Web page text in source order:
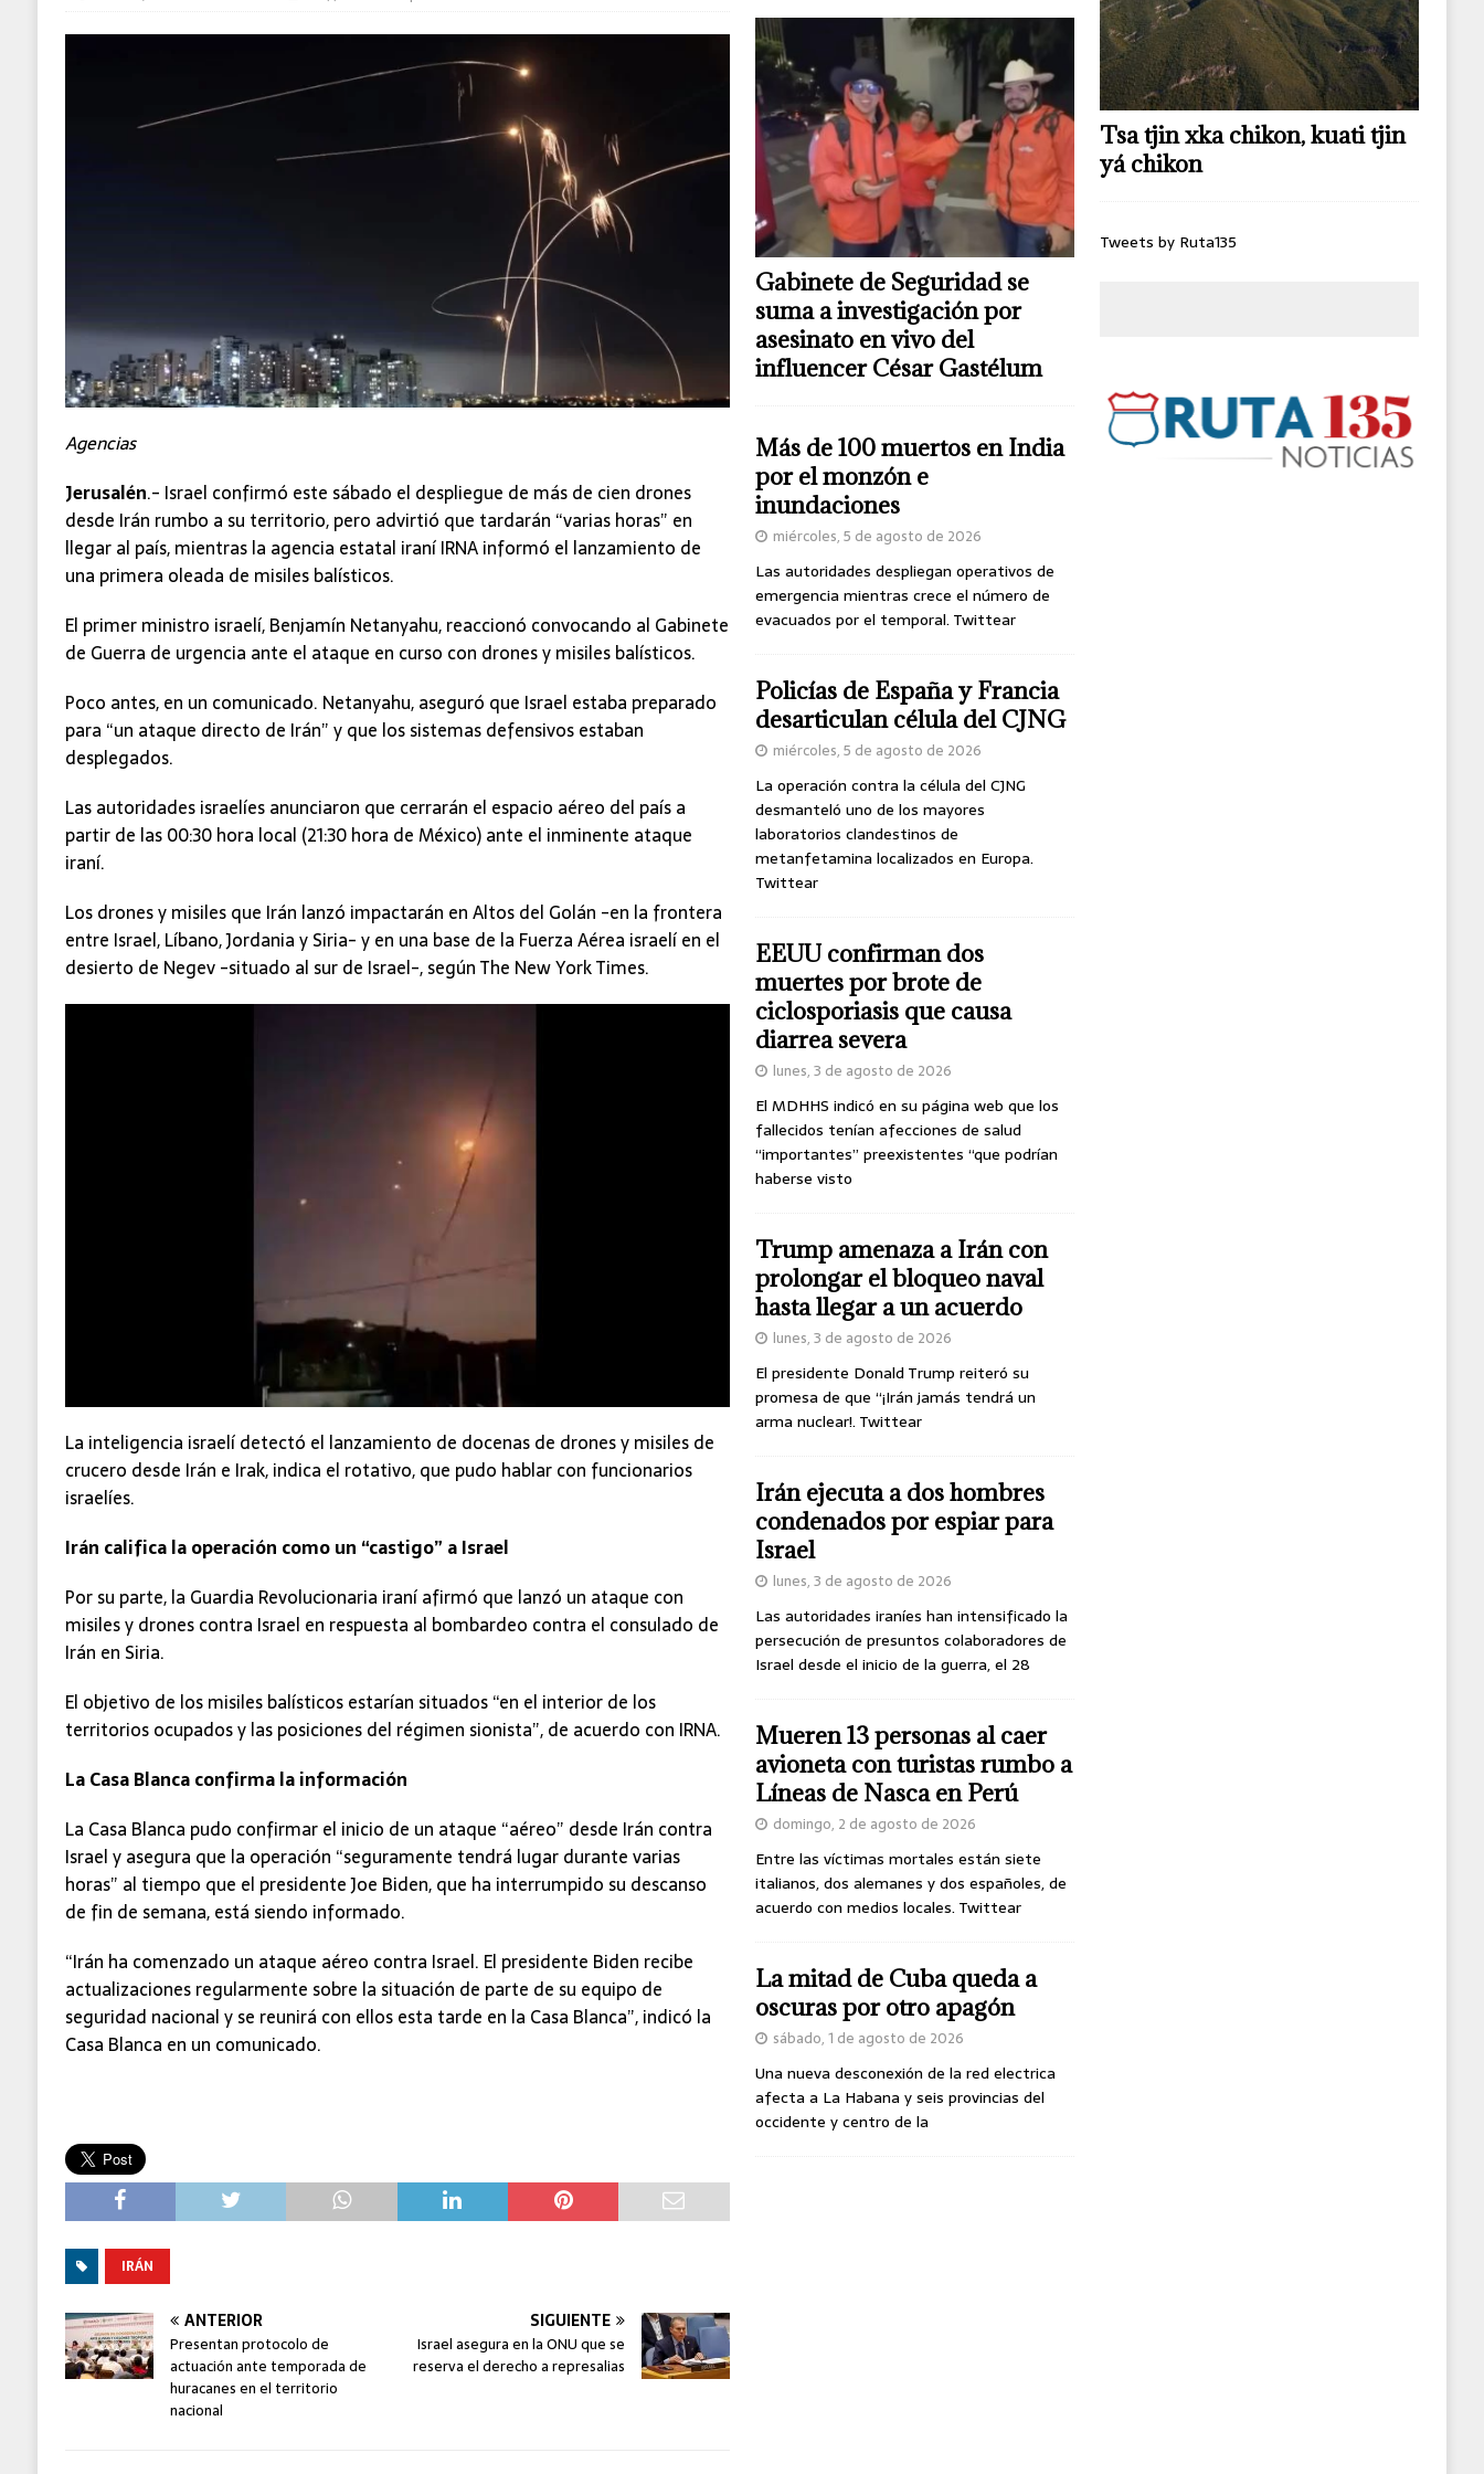
Agencias
Jerusalén.- Israel confirmó este sábado el despliegue de más de cien drones
desde Irán rumbo a su territorio, pero advirtió que tardarán “varias horas” en
llegar al país, mientras la agencia estatal iraní IRNA informó el lanzamiento de
una primera oleada de misiles balísticos.
El primer ministro israelí, Benjamín Netanyahu, reaccionó convocando al Gabinete
de Guerra de urgencia ante el ataque en curso con drones y misiles balísticos.
Poco antes, en un comunicado. Netanyahu, aseguró que Israel estaba preparado
para “un ataque directo de Irán” y que los sistemas defensivos estaban
desplegados.
Las autoridades israelíes anunciaron que cerrarán el espacio aéreo del país a
partir de las 00:30 hora local (21:30 hora de México) ante el inminente ataque
iraní.
Los drones y misiles que Irán lanzó impactarán en Altos del Golán -en la frontera
entre Israel, Líbano, Jordania y Siria- y en una base de la Fuerza Aérea israelí en el
desierto de Negev -situado al sur de Israel-, según The New York Times.
La inteligencia israelí detectó el lanzamiento de docenas de drones y misiles de
crucero desde Irán e Irak, indica el rotativo, que pudo hablar con funcionarios
israelíes.
Irán califica la operación como un “castigo” a Israel
Por su parte, la Guardia Revolucionaria iraní afirmó que lanzó un ataque con
misiles y drones contra Israel en respuesta al bombardeo contra el consulado de
Irán en Siria.
El objetivo de los misiles balísticos estarían situados “en el interior de los
territorios ocupados y las posiciones del régimen sionista”, de acuerdo con IRNA.
La Casa Blanca confirma la información
La Casa Blanca pudo confirmar el inicio de un ataque “aéreo” desde Irán contra
Israel y asegura que la operación “seguramente tendrá lugar durante varias
horas” al tiempo que el presidente Joe Biden, que ha interrumpido su descanso
de fin de semana, está siendo informado.
“Irán ha comenzado un ataque aéreo contra Israel. El presidente Biden recibe
actualizaciones regularmente sobre la situación de parte de su equipo de
seguridad nacional y se reunirá con ellos esta tarde en la Casa Blanca”, indicó la
Casa Blanca en un comunicado.
IRÁN
ANTERIOR
Presentan protocolo de
actuación ante temporada de
huracanes en el territorio
nacional
SIGUIENTE
Israel asegura en la ONU que se
reserva el derecho a represalias
Gabinete de Seguridad se
suma a investigación por
asesinato en vivo del
influencer César Gastélum
Más de 100 muertos en India
por el monzón e
inundaciones
miércoles, 5 de agosto de 2026
Las autoridades despliegan operativos de
emergencia mientras crece el número de
evacuados por el temporal. Twittear
Policías de España y Francia
desarticulan célula del CJNG
miércoles, 5 de agosto de 2026
La operación contra la célula del CJNG
desmanteló uno de los mayores
laboratorios clandestinos de
metanfetamina localizados en Europa.
Twittear
EEUU confirman dos
muertes por brote de
ciclosporiasis que causa
diarrea severa
lunes, 3 de agosto de 2026
El MDHHS indicó en su página web que los
fallecidos tenían afecciones de salud
“importantes” preexistentes “que podrían
haberse visto
Trump amenaza a Irán con
prolongar el bloqueo naval
hasta llegar a un acuerdo
lunes, 3 de agosto de 2026
El presidente Donald Trump reiteró su
promesa de que “¡Irán jamás tendrá un
arma nuclear!. Twittear
Irán ejecuta a dos hombres
condenados por espiar para
Israel
lunes, 3 de agosto de 2026
Las autoridades iraníes han intensificado la
persecución de presuntos colaboradores de
Israel desde el inicio de la guerra, el 28
Mueren 13 personas al caer
avioneta con turistas rumbo a
Líneas de Nasca en Perú
domingo, 2 de agosto de 2026
Entre las víctimas mortales están siete
italianos, dos alemanes y dos españoles, de
acuerdo con medios locales. Twittear
La mitad de Cuba queda a
oscuras por otro apagón
sábado, 1 de agosto de 2026
Una nueva desconexión de la red electrica
afecta a La Habana y seis provincias del
occidente y centro de la
Tsa tjin xka chikon, kuati tjin
yá chikon
Tweets by Ruta135